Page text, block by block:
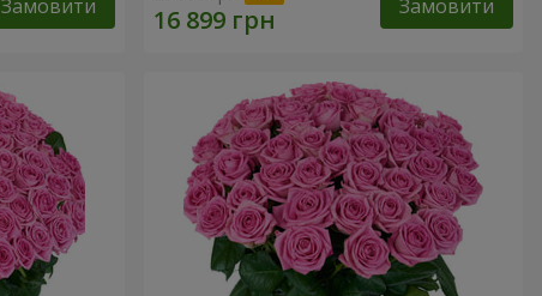
Замовити Замовити